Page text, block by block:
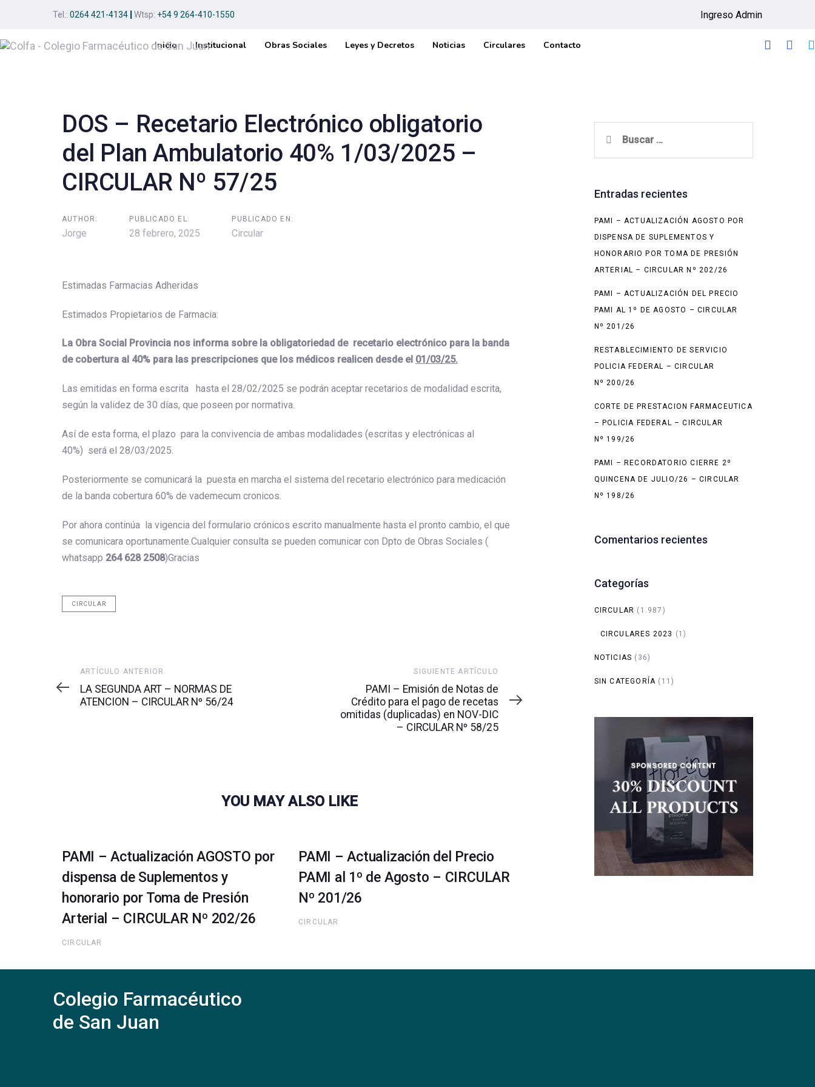
primary
Tel.: 0264 421-4134 Wtsp: +54 9 264-410-1550 Ingreso Admin
Inicio Institucional Obras Sociales Leyes y Decretos Noticias Circulares Contacto
DOS – Recetario Electrónico obligatorio
del Plan Ambulatorio 40% 1/03/2025 –
CIRCULAR Nº 57/25
AUTHOR:
Jorge
PUBLICADO EL:
28 febrero, 2025
PUBLICADO EN:
Circular
Estimadas Farmacias Adheridas
Estimados Propietarios de Farmacia:
La Obra Social Provincia nos informa sobre la obligatoriedad de recetario electrónico para la banda
de cobertura al 40% para las prescripciones que los médicos realicen desde el 01/03/25.
Las emitidas en forma escrita hasta el 28/02/2025 se podrán aceptar recetarios de modalidad escrita,
según la validez de 30 días, que poseen por normativa.
Así de esta forma, el plazo para la convivencia de ambas modalidades (escritas y electrónicas al
40%) será el 28/03/2025.
Posteriormente se comunicará la puesta en marcha el sistema del recetario electrónico para medicación
de la banda cobertura 60% de vademecum cronicos.
Por ahora continúa la vigencia del formulario crónicos escrito manualmente hasta el pronto cambio, el que
se comunicara oportunamente.Cualquier consulta se pueden comunicar con Dpto de Obras Sociales (
whatsapp 264 628 2508)Gracias
CIRCULAR
Artículo
anterior
ARTÍCULO ANTERIOR
LA SEGUNDA ART – NORMAS DE
ATENCION – CIRCULAR Nº 56/24
artículo
SIGUIENTE ARTÍCULO
PAMI – Emisión de Notas de
Crédito para el pago de recetas
omitidas (duplicadas) en NOV-DIC
– CIRCULAR Nº 58/25
YOU MAY ALSO LIKE
PAMI – Actualización AGOSTO por
dispensa de Suplementos y
honorario por Toma de Presión
Arterial – CIRCULAR Nº 202/26
CIRCULAR
PAMI – Actualización del Precio
PAMI al 1º de Agosto – CIRCULAR
Nº 201/26
CIRCULAR
Entradas recientes
PAMI – ACTUALIZACIÓN AGOSTO POR
DISPENSA DE SUPLEMENTOS Y
HONORARIO POR TOMA DE PRESIÓN
ARTERIAL – CIRCULAR Nº 202/26
PAMI – ACTUALIZACIÓN DEL PRECIO
PAMI AL 1º DE AGOSTO – CIRCULAR
Nº 201/26
RESTABLECIMIENTO DE SERVICIO
POLICIA FEDERAL – CIRCULAR
Nº 200/26
CORTE DE PRESTACION FARMACEUTICA
– POLICIA FEDERAL – CIRCULAR
Nº 199/26
PAMI – RECORDATORIO CIERRE 2º
QUINCENA DE JULIO/26 – CIRCULAR
Nº 198/26
Comentarios recientes
Categorías
CIRCULAR (1.987)
CIRCULARES 2023 (1)
NOTICIAS (36)
SIN CATEGORÍA (11)
Colegio Farmacéutico
de San Juan